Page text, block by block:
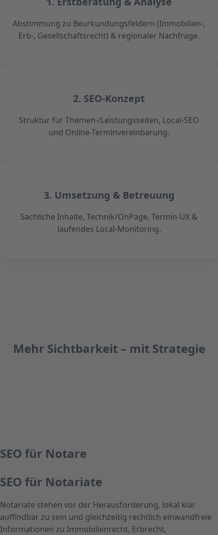
Abstimmung zu Beurkundungsfeldern (Immobilien-,
Erb-, Gesellschaftsrecht) & regionaler Nachfrage.
2. SEO-Konzept
Struktur für Themen-/Leistungsseiten, Local-SEO
und Online-Terminvereinbarung.
3. Umsetzung & Betreuung
Sachliche Inhalte, Technik/OnPage, Termin-UX &
laufendes Local-Monitoring.
Mehr Sichtbarkeit – mit Strategie
SEO für Notare
SEO für Notariate
Notariate stehen vor der Herausforderung, lokal klar
auffindbar zu sein und gleichzeitig rechtlich einwandfreie
Informationen zu Immobilienrecht, Erbrecht,